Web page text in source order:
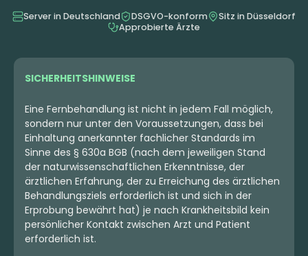
Server in Deutschland DSGVO-konform
Sitz in Düsseldorf
Approbierte Ärzte
SICHERHEITSHINWEISE
Eine Fernbehandlung ist nicht in jedem Fall möglich,
sondern nur unter den Voraussetzungen, dass bei
Einhaltung anerkannter fachlicher Standards im
Sinne des § 630a BGB (nach dem jeweiligen Stand
der naturwissenschaftlichen Erkenntnisse, der
ärztlichen Erfahrung, der zu Erreichung des ärztlichen
Behandlungsziels erforderlich ist und sich in der
Erprobung bewährt hat) je nach Krankheitsbild kein
persönlicher Kontakt zwischen Arzt und Patient
erforderlich ist.